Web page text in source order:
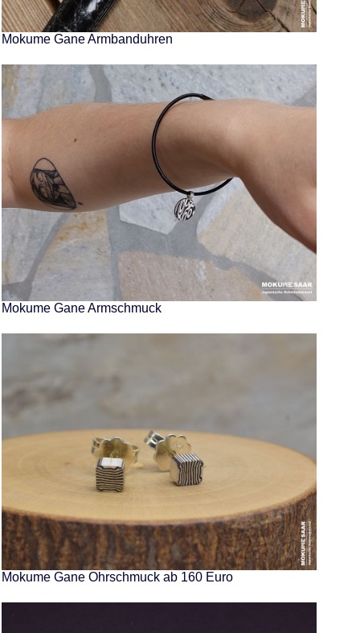
Mokume Gane Armbanduhren
Mokume Gane Armschmuck
Mokume Gane Ohrschmuck ab 160 Euro